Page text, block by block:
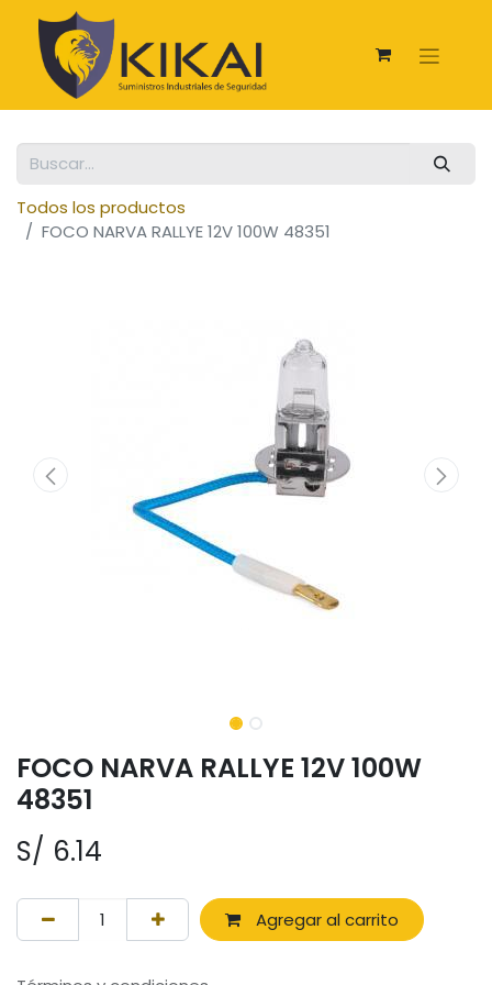
Todos los productos
FOCO NARVA RALLYE 12V 100W 48351
FOCO NARVA RALLYE 12V 100W
48351
S/ 6.14
Agregar al carrito